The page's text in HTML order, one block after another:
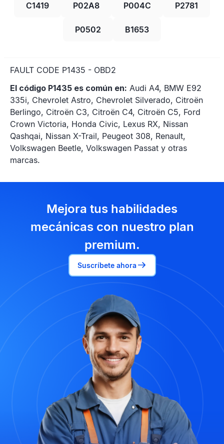
C1419 P02A8 P004C P2781
P0502 B1653
FAULT CODE P1435 - OBD2
El código P1435 es común en: Audi A4, BMW E92
335i, Chevrolet Astro, Chevrolet Silverado, Citroën
Berlingo, Citroën C3, Citroën C4, Citroën C5, Ford
Crown Victoria, Honda Civic, Lexus RX, Nissan
Qashqai, Nissan X-Trail, Peugeot 308, Renault,
Volkswagen Beetle, Volkswagen Passat y otras
marcas.
Mejora tus habilidades
mecánicas con nuestro plan
premium.
Suscríbete ahora